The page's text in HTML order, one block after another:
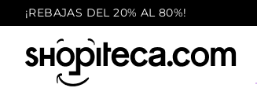
¡REBAJAS DEL 20% AL 80%!